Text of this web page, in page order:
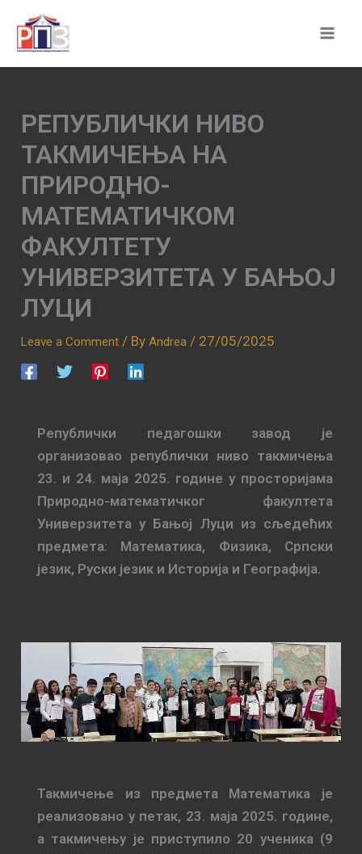
content
РЕПУБЛИЧКИ НИВО
ТАКМИЧЕЊА НА
ПРИРОДНО-
МАТЕМАТИЧКОМ
ФАКУЛТЕТУ
УНИВЕРЗИТЕТА У БАЊОЈ
ЛУЦИ
Leave a Comment / ByAndrea/ 27/05/2025
Републички педагошки завод је
организовао републички ниво такмичења
23. и 24. маја 2025. године у просторијама
Природно-математичког факултета
Универзитета у Бањој Луци из сљедећих
предмета: Математика, Физика, Српски
језик, Руски језик и Историја и Географија.
Такмичење из предмета Математика је
реализовано у петак, 23. маја 2025. године,
а такмичењу је приступило 20 ученика (9